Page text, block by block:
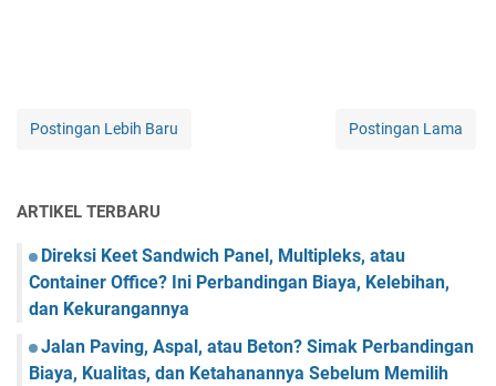
Postingan Lebih Baru Postingan Lama
ARTIKEL TERBARU
Direksi Keet Sandwich Panel, Multipleks, atau
Container Office? Ini Perbandingan Biaya, Kelebihan,
dan Kekurangannya
Jalan Paving, Aspal, atau Beton? Simak Perbandingan
Biaya, Kualitas, dan Ketahanannya Sebelum Memilih